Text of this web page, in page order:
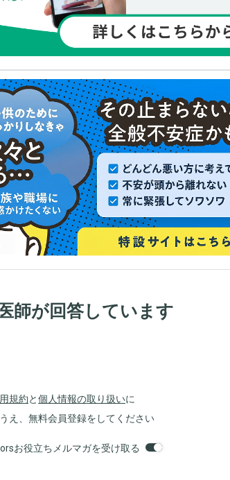
師が回答しています
規約と個人情報の取り扱いに
え、無料会員登録をしてください
お役立ちメルマガを受け取る